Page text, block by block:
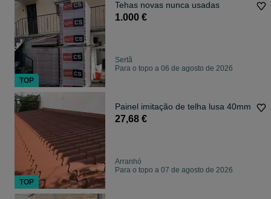
Tehas novas nunca usadas
1.000 €
Sertã
Para o topo a 06 de agosto de 2026
Painel imitação de telha lusa 40mm
27,68 €
Arranhó
Para o topo a 07 de agosto de 2026
TOP
TOP